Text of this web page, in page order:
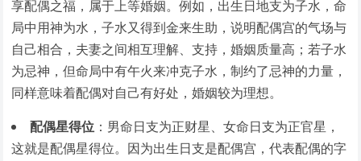
享配偶之福，属于上等婚姻。例如，出生日地支为子水，命
局中用神为水，子水又得到金来生助，说明配偶宫的气场与
自己相合，夫妻之间相互理解、支持，婚姻质量高；若子水
为忌神，但命局中有午火来冲克子水，制约了忌神的力量，
同样意味着配偶对自己有好处，婚姻较为理想。
配偶星得位 ：男命日支为正财星、女命日支为正官星，
这就是配偶星得位。因为出生日支是配偶宫，代表配偶的字